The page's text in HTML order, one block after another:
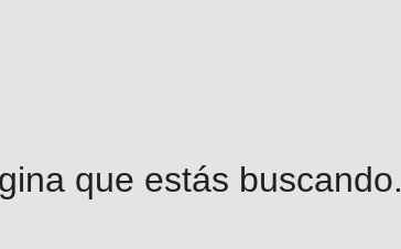
que estás buscando.